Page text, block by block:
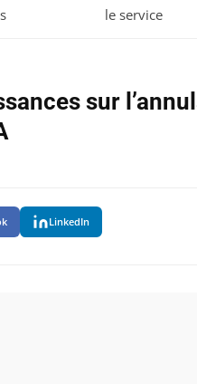
le service
sur
LinkedIn